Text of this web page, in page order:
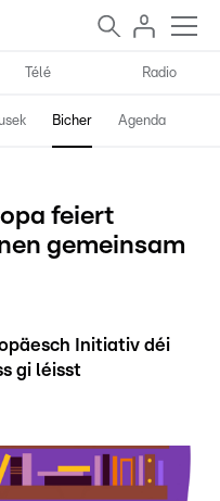
Télé Radio
Bicher Agenda
feiert
gemeinsam
Initiativ déi
gi léisst